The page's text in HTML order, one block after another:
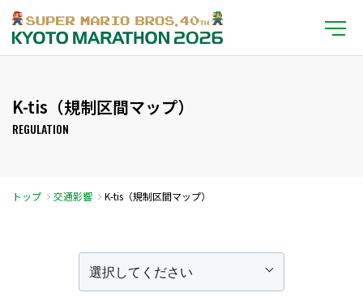
K-tis（規制区間マップ）
REGULATION
トップ 交通影響 K-tis（規制区間マップ）